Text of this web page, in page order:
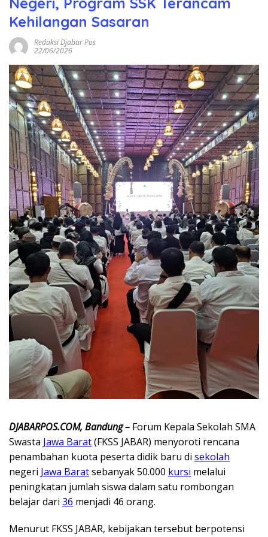
Kehilangan Sasaran
Redaksi Djabar Pos
22/06/2026
DJABARPOS.COM, Bandung – Forum Kepala Sekolah SMA
Swasta Jawa Barat(FKSS JABAR) menyoroti rencana
penambahan kuota peserta didik baru di sekolah
negeri Jawa Baratsebanyak 50.000 kursi melalui
peningkatan jumlah siswa dalam satu rombongan
belajar dari 36 menjadi 46 orang.
Menurut FKSS JABAR, kebijakan tersebut berpotensi